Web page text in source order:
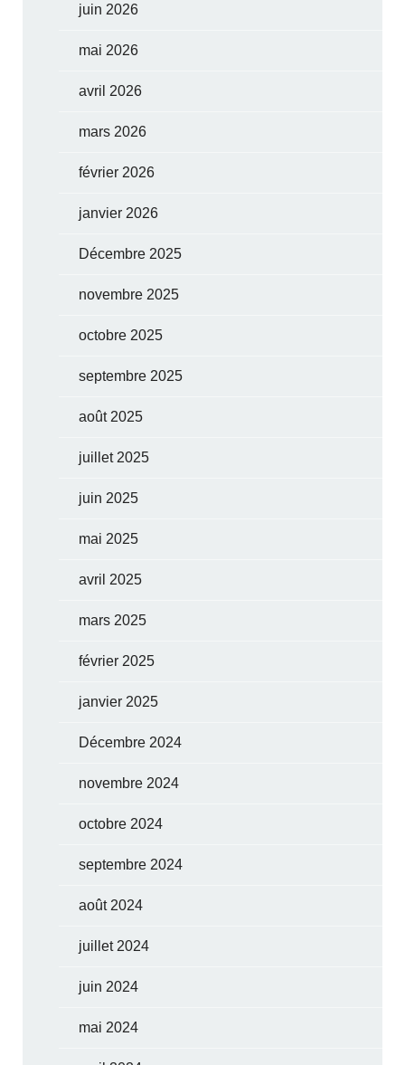
juin 2026
mai 2026
avril 2026
mars 2026
février 2026
janvier 2026
Décembre 2025
novembre 2025
octobre 2025
septembre 2025
août 2025
juillet 2025
juin 2025
mai 2025
avril 2025
mars 2025
février 2025
janvier 2025
Décembre 2024
novembre 2024
octobre 2024
septembre 2024
août 2024
juillet 2024
juin 2024
mai 2024